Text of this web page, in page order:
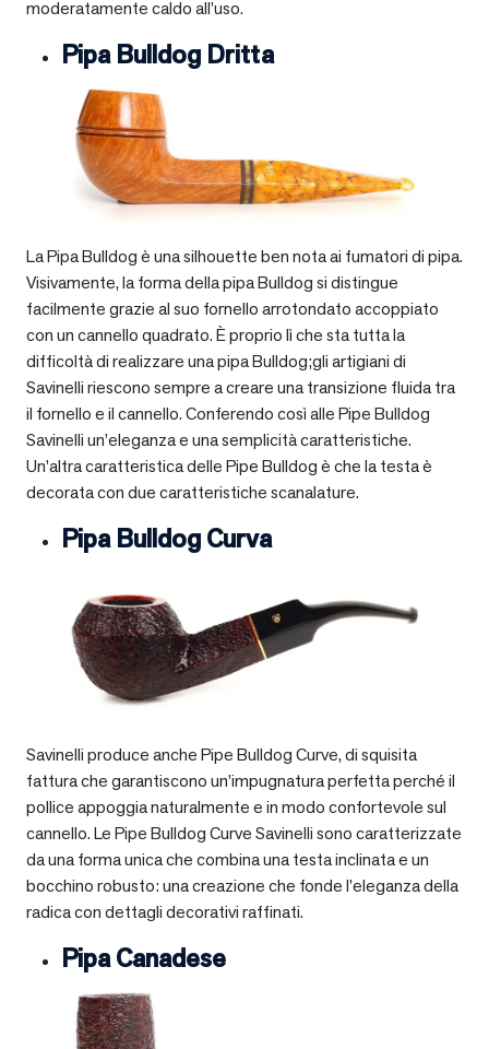
moderatamente caldo all’uso.
Pipa Bulldog Dritta
La Pipa Bulldog è una silhouette ben nota ai fumatori di pipa.
Visivamente, la forma della pipa Bulldog si distingue
facilmente grazie al suo fornello arrotondato accoppiato
con un cannello quadrato. È proprio lì che sta tutta la
difficoltà di realizzare una pipa Bulldog;gli artigiani di
Savinelli riescono sempre a creare una transizione fluida tra
il fornello e il cannello. Conferendo così alle Pipe Bulldog
Savinelli un’eleganza e una semplicità caratteristiche.
Un’altra caratteristica delle Pipe Bulldog è che la testa è
decorata con due caratteristiche scanalature.
Pipa Bulldog Curva
Savinelli produce anche Pipe Bulldog Curve, di squisita
fattura che garantiscono un’impugnatura perfetta perché il
pollice appoggia naturalmente e in modo confortevole sul
cannello. Le Pipe Bulldog Curve Savinelli sono caratterizzate
da una forma unica che combina una testa inclinata e un
bocchino robusto: una creazione che fonde l’eleganza della
radica con dettagli decorativi raffinati.
Pipa Canadese